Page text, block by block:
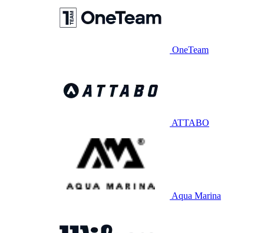
OneTeam
ATTABO
Aqua Marina